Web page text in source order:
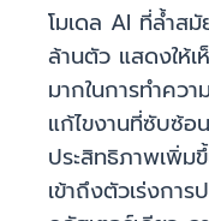
โมเดล AI ที่ล้ำส
ล้านตัว แสดงให้
มากในการทำควา
แก้ไขงานที่ซับซ้อ
ประสิทธิภาพเพิ่ม
เข้าถึงตัวเร่งกา